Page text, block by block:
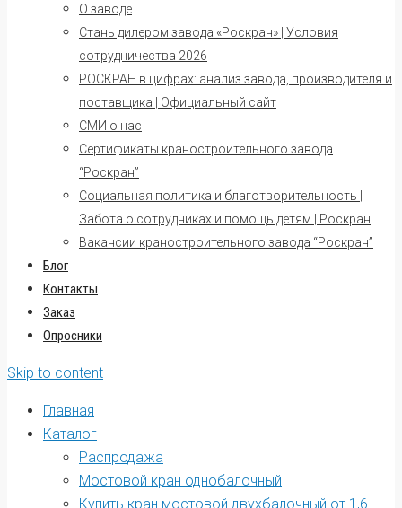
О заводе
Стань дилером завода «Роскран» | Условия
сотрудничества 2026
РОСКРАН в цифрах: анализ завода, производителя и
поставщика | Официальный сайт
СМИ о нас
Сертификаты краностроительного завода
“Роскран”
Социальная политика и благотворительность |
Забота о сотрудниках и помощь детям | Роскран
Вакансии краностроительного завода “Роскран”
Блог
Контакты
Заказ
Опросники
Skip to content
Главная
Каталог
Распродажа
Мостовой кран однобалочный
Купить кран мостовой двухбалочный от 1,6